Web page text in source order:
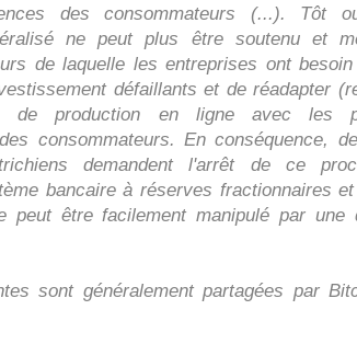
des consommateurs (...). Tôt
ne peut plus être soutenu et
de laquelle les entreprises ont
défaillants et de réadapter
de production en ligne avec les
consommateurs. En conséquence,
demandent l'arrêt de ce
bancaire à réserves fractionnaires
peut être facilement manipulé par une
sont généralement partagées par